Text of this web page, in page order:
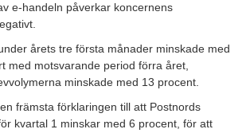
e-handeln påverkar koncernens
årets tre första månader minskade med
med motsvarande period förra året,
minskade med 13 procent.
främsta förklaringen till att Postnords
kvartal 1 minskar med 6 procent, för att